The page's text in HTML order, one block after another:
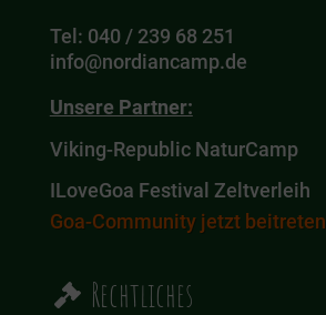
Tel: 040 / 239 68 251
info@nordiancamp.de
Unsere Partner:
Viking-Republic NaturCamp
ILoveGoa Festival Zeltverleih
Goa-Community jetzt beitreten
 Rechtliches